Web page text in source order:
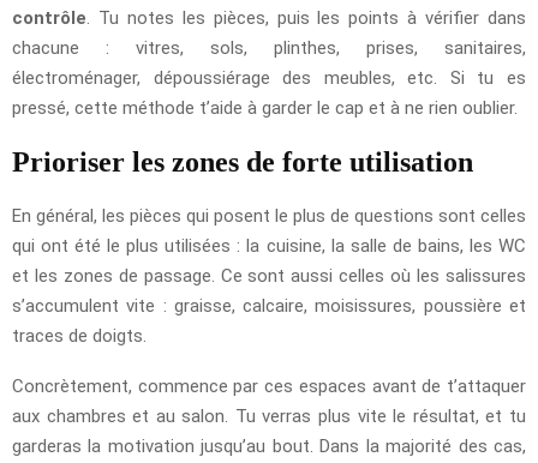
contrôle . Tu notes les pièces, puis les points à vérifier dans
chacune : vitres, sols, plinthes, prises, sanitaires,
électroménager, dépoussiérage des meubles, etc. Si tu es
pressé, cette méthode t’aide à garder le cap et à ne rien oublier.
Prioriser les zones de forte utilisation
En général, les pièces qui posent le plus de questions sont celles
qui ont été le plus utilisées : la cuisine, la salle de bains, les WC
et les zones de passage. Ce sont aussi celles où les salissures
s’accumulent vite : graisse, calcaire, moisissures, poussière et
traces de doigts.
Concrètement, commence par ces espaces avant de t’attaquer
aux chambres et au salon. Tu verras plus vite le résultat, et tu
garderas la motivation jusqu’au bout. Dans la majorité des cas,